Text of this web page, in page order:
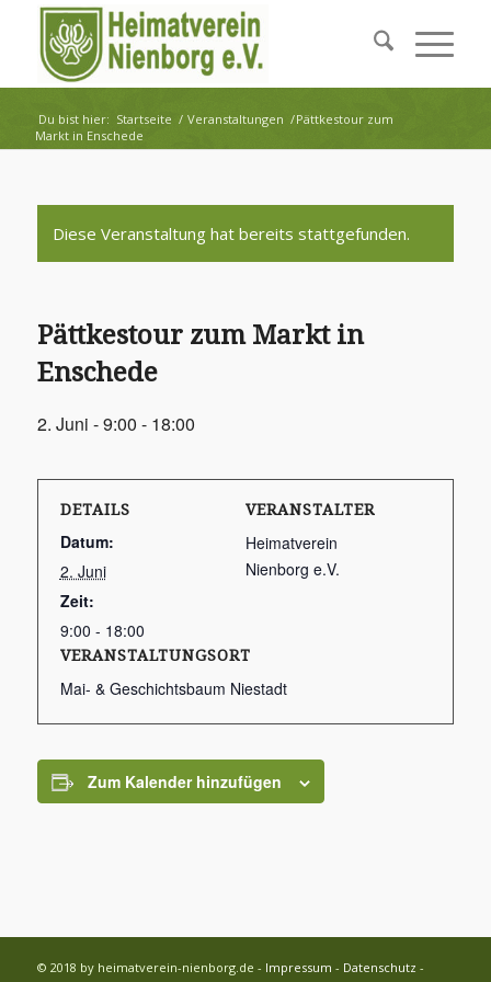
Du bist hier: Startseite / Veranstaltungen /Pättkestour zum
Markt in Enschede
Diese Veranstaltung hat bereits stattgefunden.
Pättkestour zum Markt in
Enschede
2. Juni - 9:00 - 18:00
DETAILS
Datum:
2. Juni
Zeit:
9:00 - 18:00
VERANSTALTER
Heimatverein
Nienborg e.V.
VERANSTALTUNGSORT
Mai- & Geschichtsbaum Niestadt
Zum Kalender hinzufügen
© 2018 by heimatverein-nienborg.de - Impressum - Datenschutz -